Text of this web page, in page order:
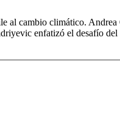
cambio climático.
enfatizó el desafío